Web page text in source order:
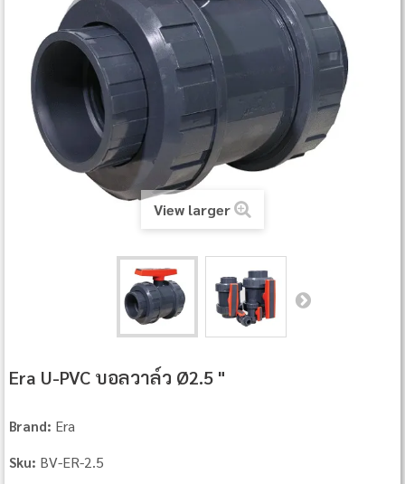
View larger
Era U-PVC บอลวาล์ว Ø2.5 "
Brand: Era
Sku: BV-ER-2.5